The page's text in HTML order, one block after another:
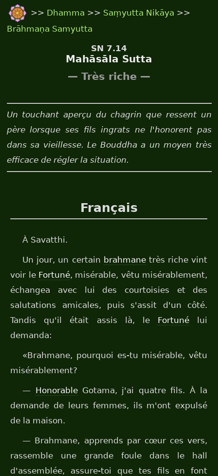
>> Dhamma >> Saṃyutta Nikāya >>
Brāhmaṇa Samyutta
SN 7.14
Mahāsāla Sutta
— Très riche —
Un touchant aperçu du chagrin que ressent un
père lorsque ses fils ingrats ne l'honorent pas
dans sa vieillesse. Le Bouddha a un moyen très
efficace de régler la situation.
Français
À Savatthi.
Un jour, un certain brahmanetrès riche vint
voir le Fortuné, misérable, vêtu misérablement,
échangea avec lui des courtoisies et des
salutations amicales, puis s'assit d'un côté.
Tandis qu'il était assis là, le Fortuné lui
demanda:
«Brahmane, pourquoi es-tu misérable, vêtu
misérablement?
— HonorableGotama, j'ai quatre fils. À la
demande de leurs femmes, ils m'ont expulsé
de la maison.
— Brahmane, apprends par cœur ces vers,
rassemble une grande foule dans le hall
d'assemblée, assure-toi que tes fils en font